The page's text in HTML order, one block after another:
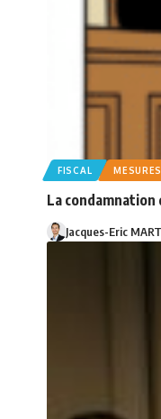
FISCAL
La
Jacques-Eric